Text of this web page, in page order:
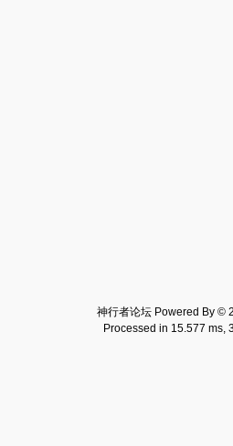
神行者论坛 Powered By ©
Processed in 15.577 ms,